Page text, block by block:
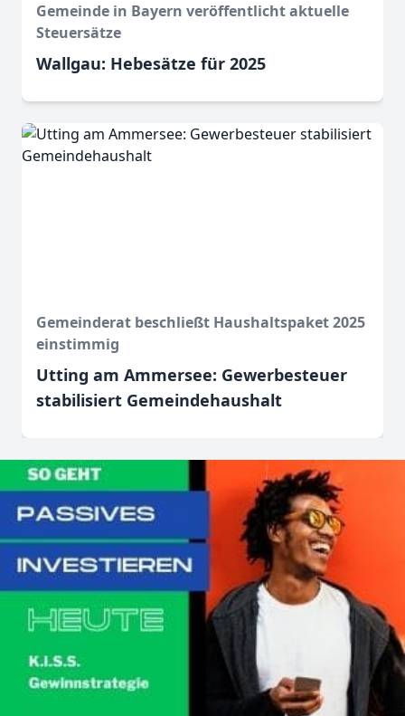
Gemeinde in Bayern veröffentlicht aktuelle
Steuersätze
Wallgau: Hebesätze für 2025
Gemeinderat beschließt Haushaltspaket 2025
einstimmig
Utting am Ammersee: Gewerbesteuer
stabilisiert Gemeindehaushalt